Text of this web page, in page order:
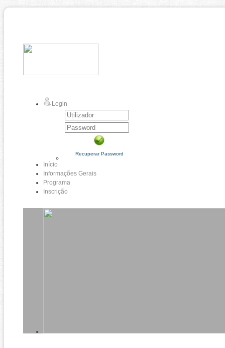
Login
Recuperar Password
Início
Informações Gerais
Programa
Inscrição